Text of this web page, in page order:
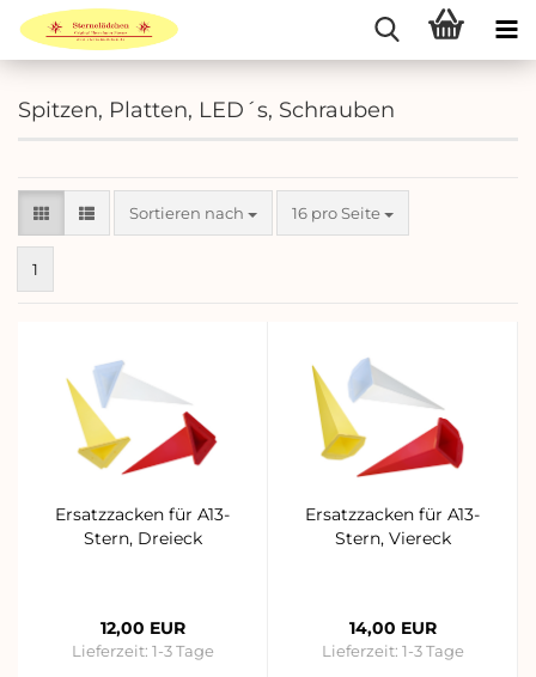
Spitzen, Platten, LED´s, Schrauben
Sortieren nach
Sortieren nach 16 pro Seite
pro Seite
1
Ersatzzacken für A13-
Stern, Dreieck
12,00 EUR
Lieferzeit: 1-3 Tage
Ersatzzacken für A13-
Stern, Viereck
14,00 EUR
Lieferzeit: 1-3 Tage